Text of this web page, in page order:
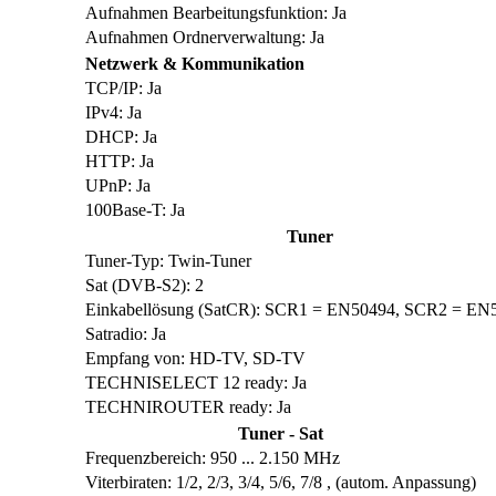
Aufnahmen Bearbeitungsfunktion: Ja
Aufnahmen Ordnerverwaltung: Ja
Netzwerk & Kommunikation
TCP/IP: Ja
IPv4: Ja
DHCP: Ja
HTTP: Ja
UPnP: Ja
100Base-T: Ja
Tuner
Tuner-Typ: Twin-Tuner
Sat (DVB-S2): 2
Einkabellösung (SatCR): SCR1 = EN50494, SCR2 =
Satradio: Ja
Empfang von: HD-TV, SD-TV
TECHNISELECT 12 ready: Ja
TECHNIROUTER ready: Ja
Tuner - Sat
Frequenzbereich: 950 ... 2.150 MHz
Viterbiraten: 1/2, 2/3, 3/4, 5/6, 7/8 , (autom. Anpassung)